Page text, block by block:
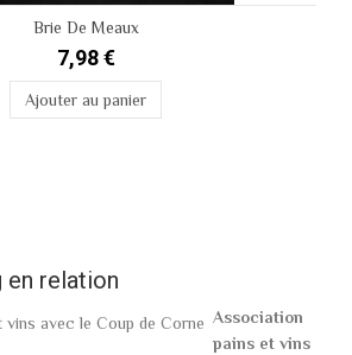
Brie De Meaux
7,98 €
Ajouter au panier
relation
Association
pains et vins